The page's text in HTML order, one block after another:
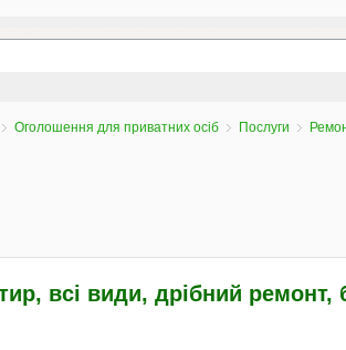
Оголошення для приватних осіб Послуги
всі види, дрібний ремонт,